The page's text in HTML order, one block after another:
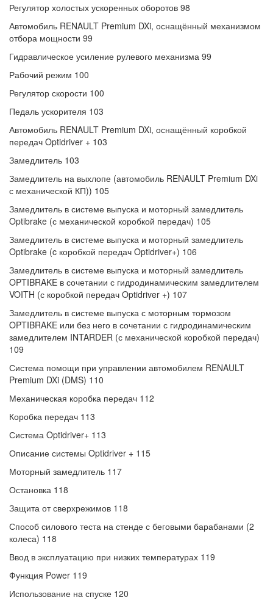
Регулятор холостых ускоренных оборотов 98
Автомобиль RENAULT Premium DXi, оснащённый механизмом
отбора мощности 99
Гидравлическое усиление рулевого механизма 99
Рабочий режим 100
Регулятор скорости 100
Педаль ускорителя 103
Автомобиль RENAULT Premium DXi, оснащённый коробкой
передач Optidriver + 103
Замедлитель 103
Замедлитель на выхлопе (автомобиль RENAULT Premium DXi
с механической КП)) 105
Замедлитель в системе выпуска и моторный замедлитель
Optibrake (с механической коробкой передач) 105
Замедлитель в системе выпуска и моторный замедлитель
Optibrake (c коробкой передач Optidriver+) 106
Замедлитель в системе выпуска и моторный замедлитель
OPTIBRAKE в сочетании с гидродинамическим замедлителем
VOITH (с коробкой передач Optidriver +) 107
Замедлитель в системе выпуска с моторным тормозом
OPTIBRAKE или без него в сочетании с гидродинамическим
замедлителем INTARDER (с механической коробкой передач)
109
Система помощи при управлении автомобилем RENAULT
Premium DXi (DMS) 110
Механическая коробка передач 112
Коробка передач 113
Система Optidriver+ 113
Описание системы Optidriver + 115
Моторный замедлитель 117
Остановка 118
Защита от сверхрежимов 118
Способ силового теста на стенде с беговыми барабанами (2
колеса) 118
Ввод в эксплуатацию при низких температурах 119
Функция Power 119
Использование на спуске 120